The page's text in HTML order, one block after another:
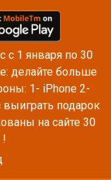
с 1 января по 30
делайте больше
1- iPhone 2-
подарок
на сайте 30
!